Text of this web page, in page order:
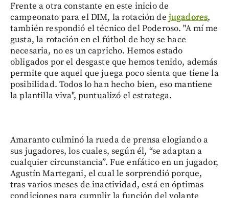
Frente a otra constante en este inicio de
campeonato para el DIM, la rotación de jugadores,
también respondió el técnico del Poderoso. "A mí me
gusta, la rotación en el fútbol de hoy se hace
necesaria, no es un capricho. Hemos estado
obligados por el desgaste que hemos tenido, además
permite que aquel que juega poco sienta que tiene la
posibilidad. Todos lo han hecho bien, eso mantiene
la plantilla viva", puntualizó el estratega.
Amaranto culminó la rueda de prensa elogiando a
sus jugadores, los cuales, según él, “se adaptan a
cualquier circunstancia”. Fue enfático en un jugador,
Agustín Martegani, el cual le sorprendió porque,
tras varios meses de inactividad, está en óptimas